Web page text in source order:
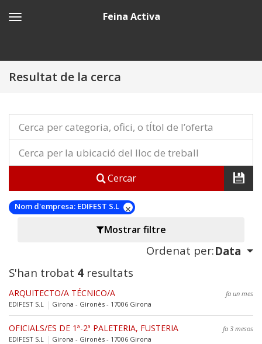
Feina Activa
Resultat de la cerca
Cercar
Nom d'empresa: EDIFEST S.L
Mostrar filtre
Ordenat per:Data
S'han trobat 4 resultats
ARQUITECTO/A TÉCNICO/A
fa un mes
EDIFEST S.L
Girona - Gironès - 17006 Girona
OFICIALS/ES DE 1ª-2ª PALETERIA, FUSTERIA
fa 3 mesos
EDIFEST S.L
Girona - Gironès - 17006 Girona